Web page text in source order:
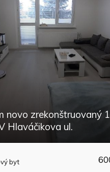
novo zrekonštruovaný
Hlaváčikova ul.
byt